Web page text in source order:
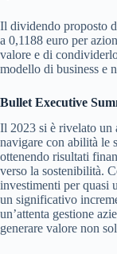
Il dividendo proposto
a 0,1188 euro per
valore e di
modello di business e
Bullet Executive
Il 2023 si è rivelato un
navigare con abilità le
ottenendo risultati
verso la sostenibilità.
investimenti per quasi
un significativo
un’attenta gestione
generare valore non